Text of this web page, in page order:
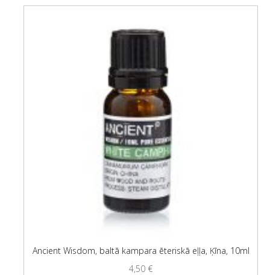
Ancient Wisdom, baltā kampara ēteriskā eļļa, Ķīna, 10ml
4,50 €